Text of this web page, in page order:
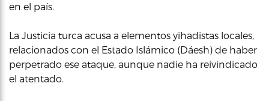
en el país.
La Justicia turca acusa a elementos yihadistas locales,
relacionados con el Estado Islámico (Dáesh) de haber
perpetrado ese ataque, aunque nadie ha reivindicado
el atentado.